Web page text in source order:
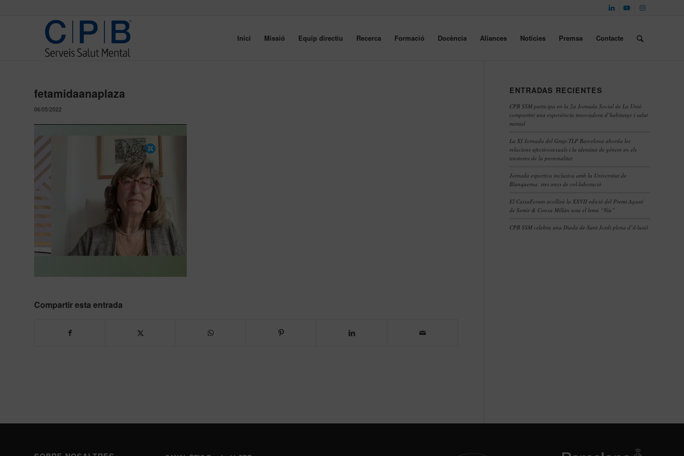
Inici Missió Equip directiu Recerca Formació Docència Aliances Notícies Premsa Contacte
fetamidaanaplaza
06/05/2022
Compartir esta entrada
ENTRADAS RECIENTES
CPB SSM participa en la 2a Jornada Social de La Unió
compartint una experiència innovadora d’habitatge i salut
mental
La XI Jornada del Grup-TLP Barcelona aborda les
relacions afectivosexuals i la identitat de gènere en els
trastorns de la personalitat
Jornada esportiva inclusiva amb la Universitat de
Blanquerna: tres anys de col·laboració
El CaixaForum acollirà la XXVII edició del Premi Agustí
de Semir & Conxa Millán sota el lema “Niu”
CPB SSM celebra una Diada de Sant Jordi plena d’il·lusió